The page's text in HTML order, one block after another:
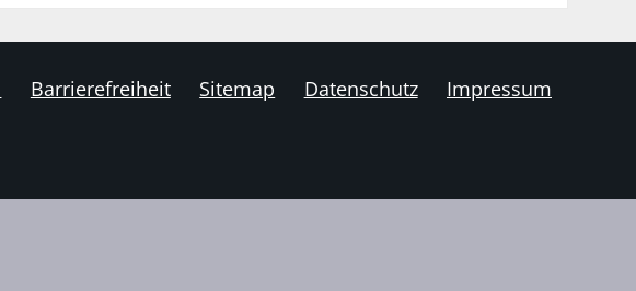
Barrierefreiheit Sitemap Datenschutz Impressum